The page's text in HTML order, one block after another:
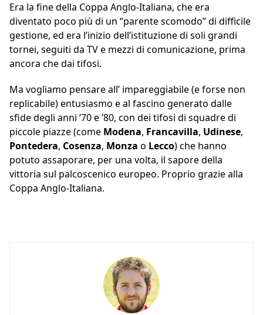
Era la fine della Coppa Anglo-Italiana, che era
diventato poco più di un “parente scomodo” di difficile
gestione, ed era l’inizio dell’istituzione di soli grandi
tornei, seguiti da TV e mezzi di comunicazione, prima
ancora che dai tifosi.
Ma vogliamo pensare all’ impareggiabile (e forse non
replicabile) entusiasmo e al fascino generato dalle
sfide degli anni ’70 e ’80, con dei tifosi di squadre di
piccole piazze (come Modena, Francavilla, Udinese,
Pontedera, Cosenza, Monza o Lecco) che hanno
potuto assaporare, per una volta, il sapore della
vittoria sul palcoscenico europeo. Proprio grazie alla
Coppa Anglo-Italiana.